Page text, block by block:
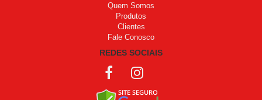
Quem Somos
Produtos
Clientes
Fale Conosco
REDES SOCIAIS